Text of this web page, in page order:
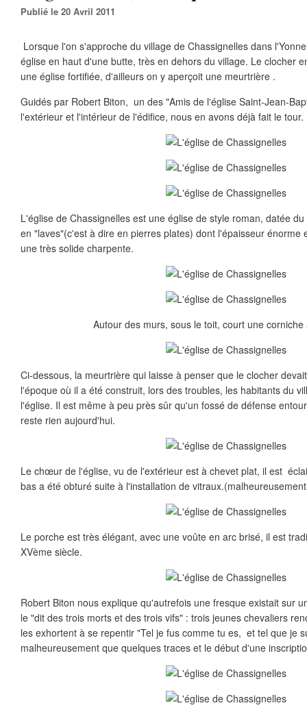
Publié le 20 Avril 2011
Lorsque l'on s'approche du village de Chassignelles dans
église en haut d'une butte, très en dehors du village. Le clocher
une église fortifiée, d'ailleurs on y aperçoit une meurtrière .
Guidés par Robert Biton, un des "Amis de l'église Saint-Jean-
l'extérieur et l'intérieur de l'édifice, nous en avons déjà fait le tour.
L'église de Chassignelles est une église de style roman, datée
en "laves"(c'est à dire en pierres plates) dont l'épaisseur énorme
une très solide charpente.
Autour des murs, sous le toit, court une
Ci-dessous, la meurtrière qui laisse à penser que le clocher
l'époque où il a été construit, lors des troubles, les habitants du
l'église. Il est même à peu près sûr qu'un fossé de défense
reste rien aujourd'hui.
Le chœur de l'église, vu de l'extérieur est à chevet plat, il est
bas a été obturé suite à l'installation de
Le porche est très élégant, avec une voûte en arc brisé, il est
XVème siècle.
Robert Biton nous explique qu'autrefois une fresque existait sur
le "dit des trois morts et des trois vifs" : trois jeunes chevaliers
les exhortent à se repentir "Tel je fus comme tu es, et tel que je
malheureusement que quelques traces et le début d'une